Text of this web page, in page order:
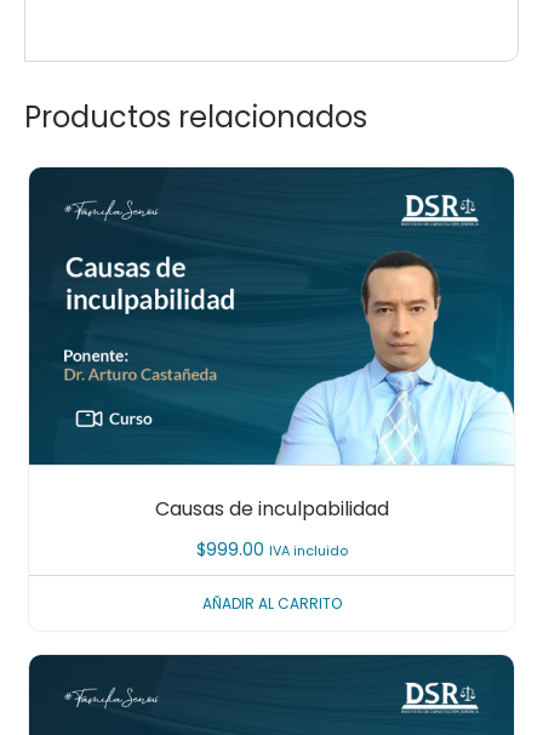
Productos relacionados
Causas de inculpabilidad
$999.00 IVA incluido
AÑADIR AL CARRITO